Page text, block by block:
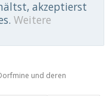
akzeptierst
Weitere
und deren